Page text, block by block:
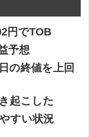
円でTOB
予想
の終値を上回
起こした
すい状況